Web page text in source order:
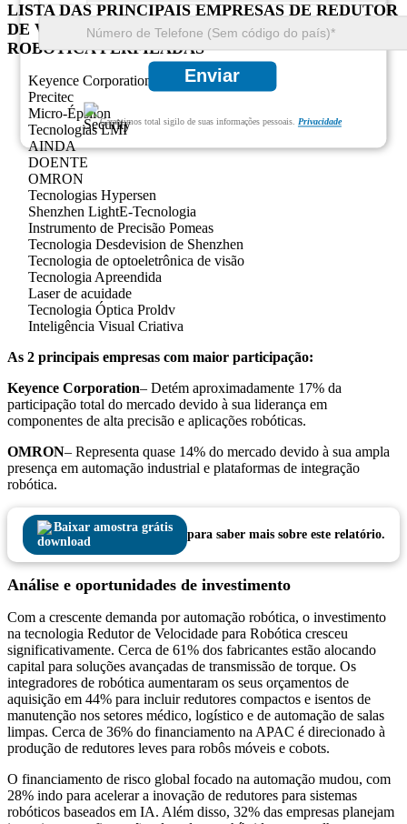
Enviar
Garantimos total sigilo de suas informações pessoais. Privacidade
LISTA DAS PRINCIPAIS EMPRESAS DE REDUTOR
DE VELOCIDADE PARA O MERCADO DE
ROBÓTICA PERFILADAS
Keyence Corporation
Precitec
Micro-Épsilon
Tecnologias LMI
AINDA
DOENTE
OMRON
Tecnologias Hypersen
Shenzhen LightE-Tecnologia
Instrumento de Precisão Pomeas
Tecnologia Desdevision de Shenzhen
Tecnologia de optoeletrônica de visão
Tecnologia Apreendida
Laser de acuidade
Tecnologia Óptica Proldv
Inteligência Visual Criativa
As 2 principais empresas com maior participação:
Keyence Corporation– Detém aproximadamente 17% da
participação total do mercado devido à sua liderança em
componentes de alta precisão e aplicações robóticas.
OMRON– Representa quase 14% do mercado devido à sua ampla
presença em automação industrial e plataformas de integração
robótica.
Baixar amostra grátis
para saber mais sobre este relatório.
Análise e oportunidades de investimento
Com a crescente demanda por automação robótica, o investimento
na tecnologia Redutor de Velocidade para Robótica cresceu
significativamente. Cerca de 61% dos fabricantes estão alocando
capital para soluções avançadas de transmissão de torque. Os
integradores de robótica aumentaram os seus orçamentos de
aquisição em 44% para incluir redutores compactos e isentos de
manutenção nos setores médico, logístico e de automação de salas
limpas. Cerca de 36% do financiamento na APAC é direcionado à
produção de redutores leves para robôs móveis e cobots.
O financiamento de risco global focado na automação mudou, com
28% indo para acelerar a inovação de redutores para sistemas
robóticos baseados em IA. Além disso, 32% das empresas planejam